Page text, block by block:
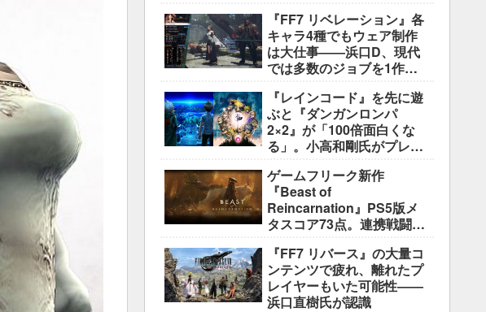
『FF7 リベレーション』各
キャラ4種でもウェア制作
は大仕事――浜口D、現代
では多数のジョブを1作に
説明
『レインコード』を先に遊
ぶと『ダンガンロンパ
2×2』が「100倍面白くな
る」。小高和剛氏がプレイ
ゲームフリーク新作
『Beast of
Reincarnation』PS5版メ
タスコア73点。連携戦闘は
き”には不満
『FF7 リバース』の大量コ
ンテンツで疲れ、離れたプ
レイヤーもいた可能性――
浜口直樹氏が認識